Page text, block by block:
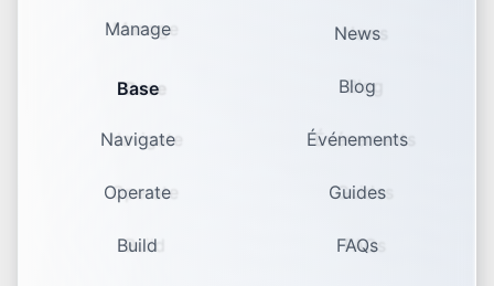
Manage
Base
Navigate
Operate
Build
News
Blog
Événements
Guides
FAQs